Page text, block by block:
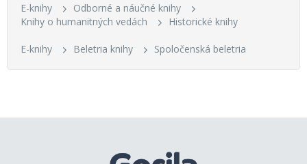
E-knihy
Odborné a náučné knihy
Knihy o humanitných vedách
Historické knihy
E-knihy Beletria knihy Spoločenská beletria